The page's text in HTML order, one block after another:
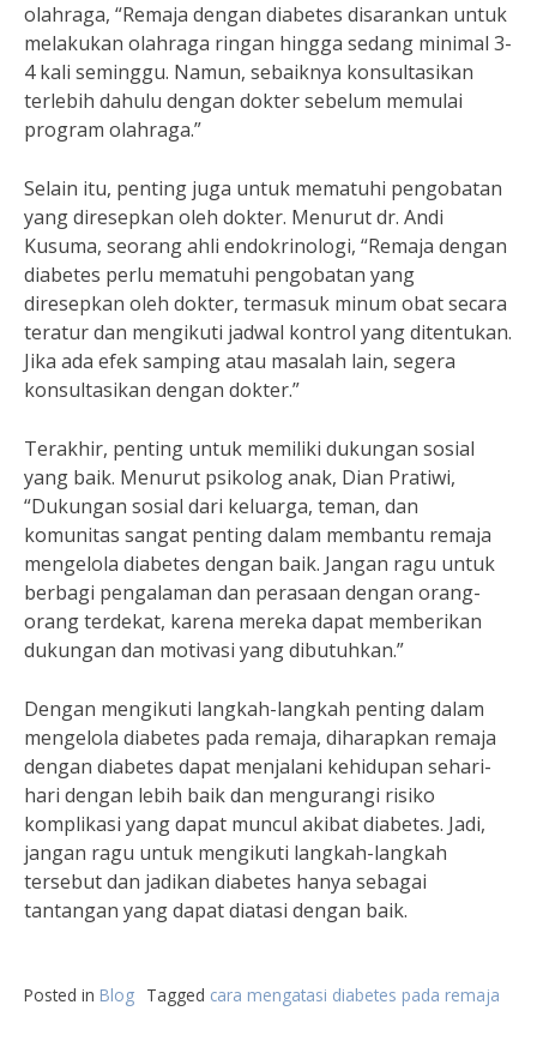
olahraga, “Remaja dengan diabetes disarankan untuk
melakukan olahraga ringan hingga sedang minimal 3-
4 kali seminggu. Namun, sebaiknya konsultasikan
terlebih dahulu dengan dokter sebelum memulai
program olahraga.”
Selain itu, penting juga untuk mematuhi pengobatan
yang diresepkan oleh dokter. Menurut dr. Andi
Kusuma, seorang ahli endokrinologi, “Remaja dengan
diabetes perlu mematuhi pengobatan yang
diresepkan oleh dokter, termasuk minum obat secara
teratur dan mengikuti jadwal kontrol yang ditentukan.
Jika ada efek samping atau masalah lain, segera
konsultasikan dengan dokter.”
Terakhir, penting untuk memiliki dukungan sosial
yang baik. Menurut psikolog anak, Dian Pratiwi,
“Dukungan sosial dari keluarga, teman, dan
komunitas sangat penting dalam membantu remaja
mengelola diabetes dengan baik. Jangan ragu untuk
berbagi pengalaman dan perasaan dengan orang-
orang terdekat, karena mereka dapat memberikan
dukungan dan motivasi yang dibutuhkan.”
Dengan mengikuti langkah-langkah penting dalam
mengelola diabetes pada remaja, diharapkan remaja
dengan diabetes dapat menjalani kehidupan sehari-
hari dengan lebih baik dan mengurangi risiko
komplikasi yang dapat muncul akibat diabetes. Jadi,
jangan ragu untuk mengikuti langkah-langkah
tersebut dan jadikan diabetes hanya sebagai
tantangan yang dapat diatasi dengan baik.
Posted in Blog Tagged cara mengatasi diabetes pada remaja